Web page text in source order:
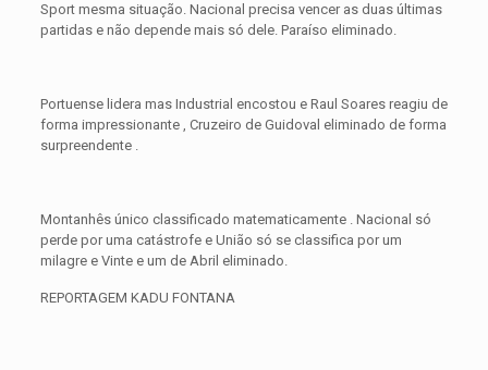
Sport mesma situação. Nacional precisa vencer as duas últimas
partidas e não depende mais só dele. Paraíso eliminado.
Portuense lidera mas Industrial encostou e Raul Soares reagiu de
forma impressionante , Cruzeiro de Guidoval eliminado de forma
surpreendente .
Montanhês único classificado matematicamente . Nacional só
perde por uma catástrofe e União só se classifica por um
milagre e Vinte e um de Abril eliminado.
REPORTAGEM KADU FONTANA